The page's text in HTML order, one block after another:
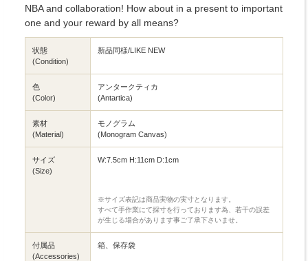
NBA and collaboration! How about in a present to important
one and your reward by all means?
状態
(Condition)
新品同様/LIKE NEW
色
(Color)
アンタークティカ
(Antartica)
素材
(Material)
モノグラム
(Monogram Canvas)
サイズ
(Size)
W:7.5cm H:11cm D:1cm
※サイズ表記は商品実物の実寸となります。
すべて手作業にて採寸を行っております為、若干の誤差
が生じる場合があります事ご了承下さいませ。
付属品
(Accessories)
箱、保存袋